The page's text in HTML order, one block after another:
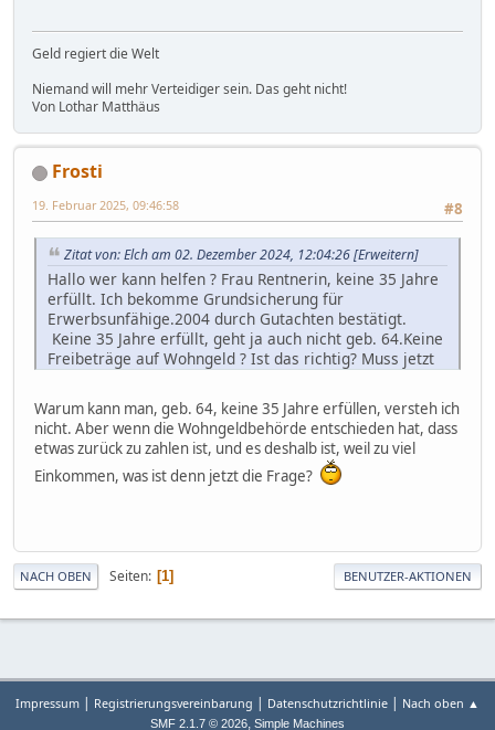
Geld regiert die Welt
Niemand will mehr Verteidiger sein. Das geht nicht!
Von Lothar Matthäus
Frosti
#8
19. Februar 2025, 09:46:58
Zitat von: Elch am 02. Dezember 2024, 12:04:26[Erweitern]
Hallo wer kann helfen ? Frau Rentnerin, keine 35 Jahre
erfüllt. Ich bekomme Grundsicherung für
Erwerbsunfähige.2004 durch Gutachten bestätigt.
Keine 35 Jahre erfüllt, geht ja auch nicht geb. 64.Keine
Freibeträge auf Wohngeld ? Ist das richtig? Muss jetzt
Warum kann man, geb. 64, keine 35 Jahre erfüllen, versteh ich
nicht. Aber wenn die Wohngeldbehörde entschieden hat, dass
etwas zurück zu zahlen ist, und es deshalb ist, weil zu viel
Einkommen, was ist denn jetzt die Frage?
NACH OBEN Seiten 1 BENUTZER-AKTIONEN
Impressum | Registrierungsvereinbarung | Datenschutzrichtlinie | Nach oben ▲
SMF 2.1.7 © 2026, Simple Machines